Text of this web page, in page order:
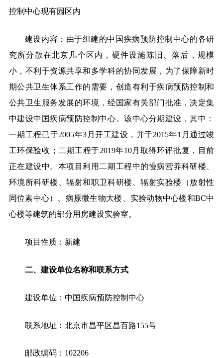
控制中心现有园 区内
建设内容 ：由于组建的中国疾病预防控制中心的各研
究所分散在北京几个区内，硬件设施陈旧、落后，规模
小，不利于资源共享和多学科的协同发展，为了保障新时
期公共卫生体系工作的需要，创造有利于疾病预防控制和
公共卫生服务发展的环境，经国家有关部门批准，决定集
中建设中国疾病预防控制中心。该中心分期建设，其中 ：
一期工程已于2005年3 月开工建设，并于201 5年1 月通过竣
工环保验收 ；二期工程于2019年10月取得环评批复，目前
正在建设中。本项目利用二期工程中的慢病营养科研楼、
环境所科研楼、辐射和职卫科研楼、辐射实验楼（放射性
同位素中心）、病原微生物大楼、实验动物中心楼和BC中
心楼等建筑的部分用房建设实验室。
项目性质：新建
二、建设单位名称和联系方式
建设单位：中国疾病预防控制中心
联系地址：北京市昌平区昌百路155号
邮政编码： 102206